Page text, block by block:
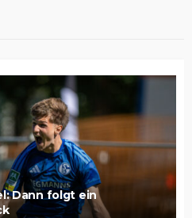
Dann folgt ein